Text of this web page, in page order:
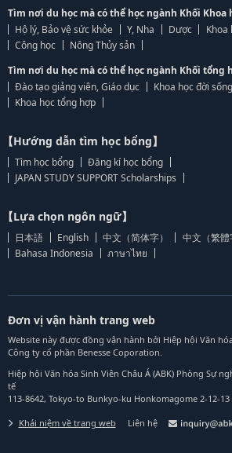
Tìm nơi du học mà có thể học ngành Khối Khoa
Hộ lý, Bảo vệ sức khỏe
Y, Nha Dược
Khoa
Công học
Nông Thủy sản
Tìm nơi du học mà có thể học ngành Khối tổng
Đào tạo giảng viên, Giáo dục
Khoa học đời sống
Khoa học tổng hợp
【Hướng dẫn tìm học bổng】
Tìm học bổng
Đăng kí học bổng
JAPAN STUDY SUPPORT Scholarships
【Lựa chọn ngôn ngữ】
日本語 English 中文（简体字） 中文（繁體
Bahasa Indonesia
ภาษาไทย
Đơn vị vận hành trang web
Website này được đồng vận hành bởi Hiệp hội Văn
Công ty cổ phần Benesse Coporation.
Hiệp hội Văn hóa Sinh Viên Châu Á (ABK) Phòng Sự
tế
113-8642, Tokyo-to Bunkyo-ku Honkomagome 2-12-13
Khái niệm về trang web Liên hệ